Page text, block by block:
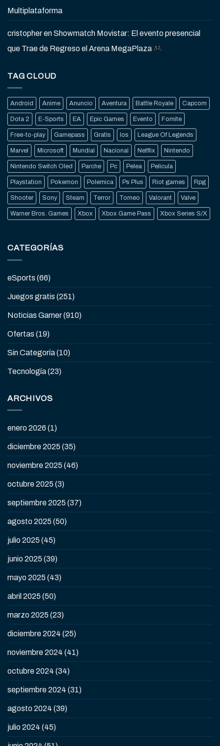
Multiplataforma
cristopherenShowmatch Movistar: El evento presencial
que Trae de Regreso el Arena MegaPlaza
TAG CLOUD
Android Anime Anuncio Aventura Battle Royale Capcom
Dota 2 E-Sports EA Epic Games Evento Fornite
Free-to-play Gamepass Gratis Ios League Of Legends
Marvel Microsoft Mundial Nacional Netflix Nintendo
Nintendo Switch Oled Parche Pc Pelea Pelicula
Playstation Pokemon Polemica Ps Plus Riot games Rpg
Shooter Sony Steam Terror Torneo Valorant Valve
Warner Bros. Games Xbox Xbox Game Pass Xbox Series S/X
CATEGORÍAS
eSports (66)
Juegos gratis (251)
Noticias Gamer(910)
Ofertas (19)
Sin Categoría(10)
Tecnología(23)
ARCHIVOS
enero 2026 (1)
diciembre 2025 (35)
noviembre 2025 (46)
octubre 2025 (3)
septiembre 2025 (37)
agosto 2025 (50)
julio 2025 (45)
junio 2025 (39)
mayo 2025 (43)
abril 2025 (50)
marzo 2025 (23)
diciembre 2024 (25)
noviembre 2024 (41)
octubre 2024 (34)
septiembre 2024 (31)
agosto 2024 (39)
julio 2024 (45)